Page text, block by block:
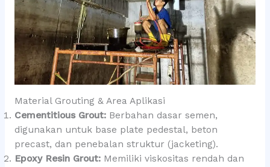
Material Grouting & Area Aplikasi
Cementitious Grout:Berbahan dasar semen,
digunakan untuk base plate pedestal, beton
precast, dan penebalan struktur (jacketing).
Epoxy Resin Grout:Memiliki viskositas rendah dan